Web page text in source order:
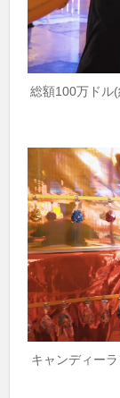
総額100万ドル
キャンディー